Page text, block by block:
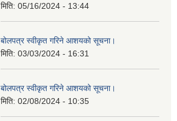
मिति: 05/16/2024 - 13:44
बोलपत्र स्वीकृत गरिने आशयको सूचना।
मिति: 03/03/2024 - 16:31
बोलपत्र स्वीकृत गरिने आशयको सूचना।
मिति: 02/08/2024 - 10:35